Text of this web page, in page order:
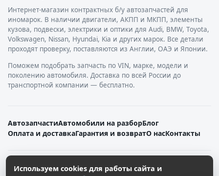
Интернет-магазин контрактных б/у автозапчастей для
иномарок. В наличии двигатели, АКПП и МКПП, элементы
кузова, подвески, электрики и оптики для Audi, BMW, Toyota,
Volkswagen, Nissan, Hyundai, Kia и других марок. Все детали
проходят проверку, поставляются из Англии, ОАЭ и Японии.
Поможем подобрать запчасть по VIN, марке, модели и
поколению автомобиля. Доставка по всей России до
транспортной компании — бесплатно.
АвтозапчастиАвтомобили на разборБлог
Оплата и доставкаГарантия и возвратО насКонтакты
© 2026. Все права защищены.
Используем cookies для работы сайта и